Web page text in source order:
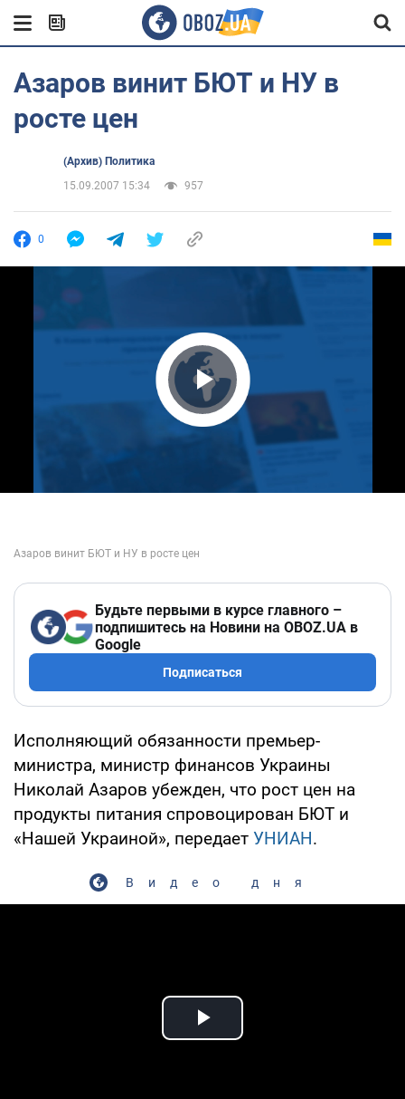
Азаров винит БЮТ и НУ в
росте цен
(Архив) Политика
15.09.2007 15:34
957
0
Play Video
Будьте первыми в курсе главного –
подпишитесь на Новини на OBOZ.UA в
Google
Подписаться
Исполняющий обязанности премьер-
министра, министр финансов Украины
Николай Азаров убежден, что рост цен на
продукты питания спровоцирован БЮТ и
«Нашей Украиной», передает УНИАН.
Видео дня
Play Video